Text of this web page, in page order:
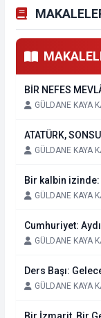
BİR NEFES
GÜLDANE KAYA
ATATÜRK,
GÜLDANE KAYA
Bir kalbin izinde:
GÜLDANE KAYA
Cumhuriyet:
GÜLDANE KAYA
Ders Başı:
GÜLDANE KAYA